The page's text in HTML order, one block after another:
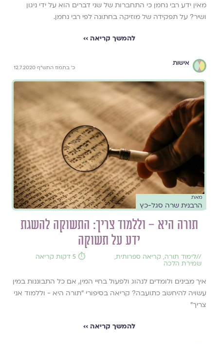
מאין ידע רבי נחמן כי התחברות של שני דברים הוא על ידי ניגון
ושיר? על תפקידה של מוזיקה בחתונה לפי רבי נחמן.
להמשך קריאה ››
אישות
כ' בתמוז התש"ף 12.7.2020
מאת
הרבנית שרה סגל-כץ
תורה היא – וללמוד צריך: התשוקה להשגת
ידע על תשוקה
//לימוד תורה, קריאה ספרותית,
שמירת הלכה
⏱️ 5 דקות קריאה
איך מבינים ולומדים לנהוג ולפעול בחיי המין, אם כל התבוננות במין
עשויה להיחשב כתועבה? קריאה בסיפורי "תורה היא - וללמוד אני
צריך"
להמשך קריאה ››